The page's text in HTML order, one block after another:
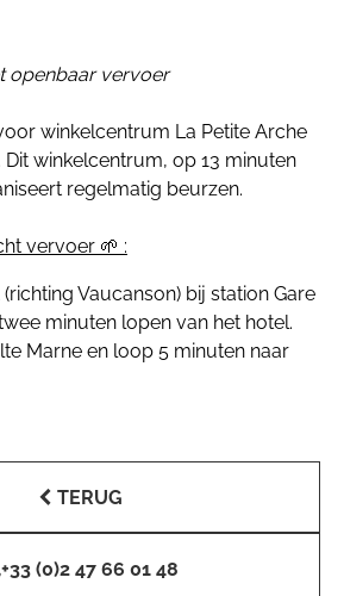
openbaar vervoer
winkelcentrum La Petite Arche
Dit winkelcentrum, op 13 minuten
regelmatig beurzen.
vervoer 🌱 :
Vaucanson) bij station Gare
minuten lopen van het hotel.
Marne en loop 5 minuten naar
TERUG
+33 (0)2 47 66 01 48